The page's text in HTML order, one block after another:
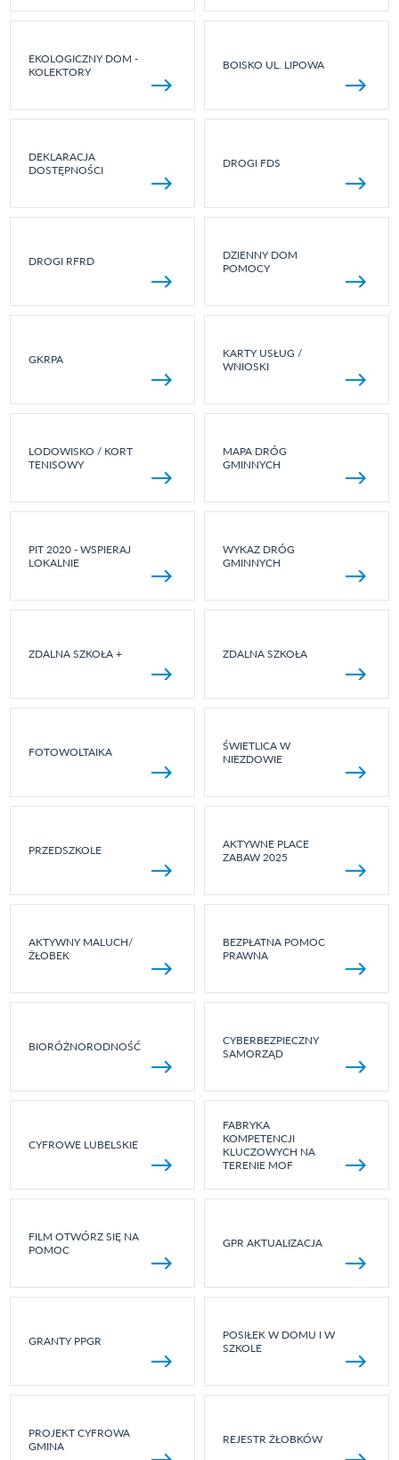
EKOLOGICZNY DOM -
KOLEKTORY
BOISKO UL. LIPOWA
DEKLARACJA
DOSTĘPNOŚCI
DROGI FDS
DROGI RFRD
DZIENNY DOM
POMOCY
GKRPA
KARTY USŁUG /
WNIOSKI
LODOWISKO / KORT
TENISOWY
MAPA DRÓG
GMINNYCH
PIT 2020 - WSPIERAJ
LOKALNIE
WYKAZ DRÓG
GMINNYCH
ZDALNA SZKOŁA + ZDALNA SZKOŁA
FOTOWOLTAIKA
ŚWIETLICA W
NIEZDOWIE
PRZEDSZKOLE
AKTYWNE PLACE
ZABAW 2025
AKTYWNY MALUCH/
ŻŁOBEK
BEZPŁATNA POMOC
PRAWNA
BIORÓŻNORODNOŚĆ
CYBERBEZPIECZNY
SAMORZĄD
CYFROWE LUBELSKIE
FABRYKA
KOMPETENCJI
KLUCZOWYCH NA
TERENIE MOF
FILM OTWÓRZ SIĘ NA
POMOC
GPR AKTUALIZACJA
GRANTY PPGR
POSIŁEK W DOMU I W
SZKOLE
PROJEKT CYFROWA
GMINA
REJESTR ŻŁOBKÓW